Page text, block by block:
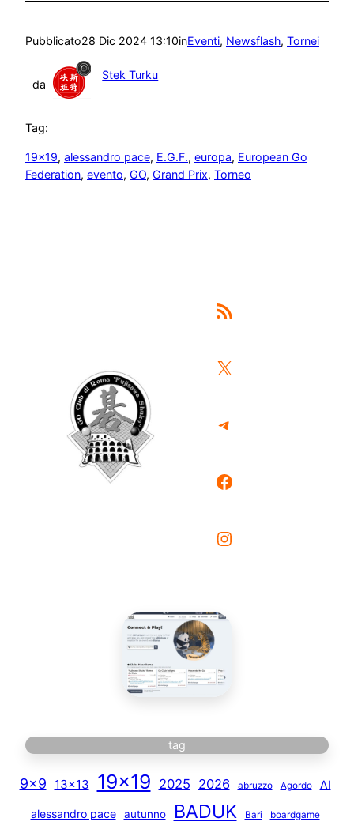
Pubblicato28 Dic 2024 13:10inEventi, Newsflash, Tornei
da
Stek Turku
Tag:
19×19, alessandro pace, E.G.F., europa, European Go
Federation, evento, GO, Grand Prix, Torneo
Feed RSS
X
Telegram
Facebook
Instagram
tag
9×9 13×13 19×19 2025 2026 abruzzo Agordo AI
alessandro pace autunno BADUK Bari boardgame